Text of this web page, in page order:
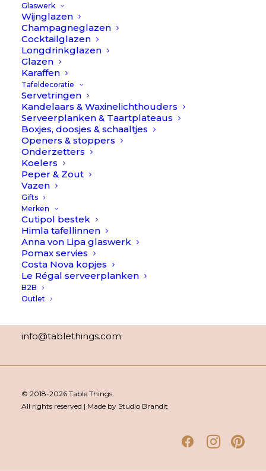
Glaswerk
Wijnglazen
Champagneglazen
Cocktailglazen
Longdrinkglazen
Glazen
Karaffen
Tafeldecoratie
Servetringen
Kandelaars & Waxinelichthouders
Serveerplanken & Taartplateaus
Boxjes, doosjes & schaaltjes
Openers & stoppers
Onderzetters
Koelers
Peper & Zout
Vazen
Gifts
Merken
Cutipol bestek
Himla tafellinnen
Anna von Lipa glaswerk
Pomax servies
Costa Nova kopjes
Le Régal serveerplanken
B2B
Outlet
Schrijf je in voor onze nieuwsbrief
Service
Klantenservice
Bestellen, Betalen & Bezorgen
Ruilen & Retourneren
Reviews & Klachtafhandeling
Veelgestelde Vragen
Contact
Over Table Things
Contact
WhatsApp:
info@tablethings.com
© 2018-2026 Table Things.
All rights reserved | Made by Studio Brandit